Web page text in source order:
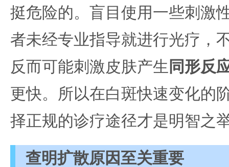
挺危险的。盲目使用一些刺激
者未经专业指导就进行光疗，
反而可能刺激皮肤产生 同形反
更快。所以在白斑快速变化的
择正规的诊疗途径才是明智之
查明扩散原因至关重要